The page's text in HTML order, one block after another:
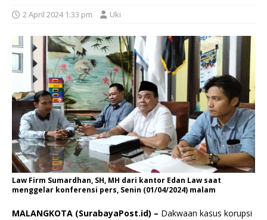
2 April 2024 1:33 pm Uki
Law Firm Sumardhan, SH, MH dari kantor Edan Law saat
menggelar konferensi pers, Senin (01/04/2024) malam
MALANGKOTA (SurabayaPost.id) – Dakwaan kasus korupsi